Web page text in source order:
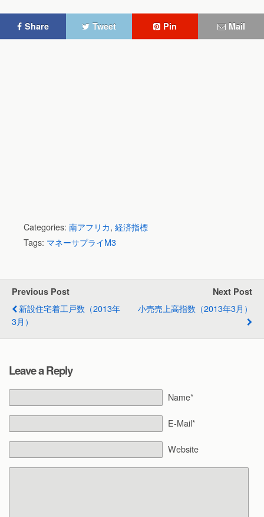
Share Tweet Pin Mail
Categories: 南アフリカ, 経済指標
Tags: マネーサプライM3
Previous Post
新設住宅着工戸数（2013年
3月）
Next Post
小売売上高指数（2013年3月）
Leave a Reply
Name*
E-Mail*
Website